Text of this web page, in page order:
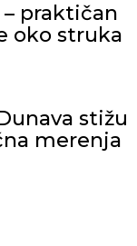
praktičan
oko struka
stižu
merenja